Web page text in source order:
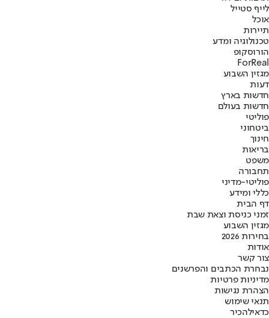
לייף סטייל
אוכל
תיירות
טכנולוגיה ומדע
הורוסקופ
ForReal
מגזין השבוע
דעות
חדשות בארץ
חדשות בעולם
פוליטי
ביטחוני
חינוך
בריאות
משפט
תחבורה
פוליטי-מדיני
כללי ומידע
דף הבית
זמני כניסת וצאת שבת
מגזין השבוע
בחירות 2026
אודות
צור קשר
נבחרת הכתבים והפרשנים
מדיניות פרטיות
הצהרת נגישות
תנאי שימוש
כדאילהכיר